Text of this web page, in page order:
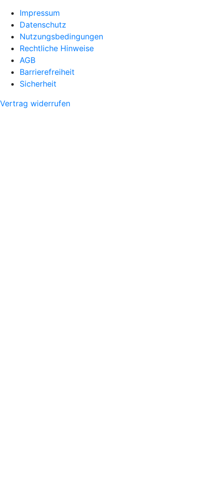
Impressum
Datenschutz
Nutzungsbedingungen
Rechtliche Hinweise
AGB
Barrierefreiheit
Sicherheit
Vertrag widerrufen